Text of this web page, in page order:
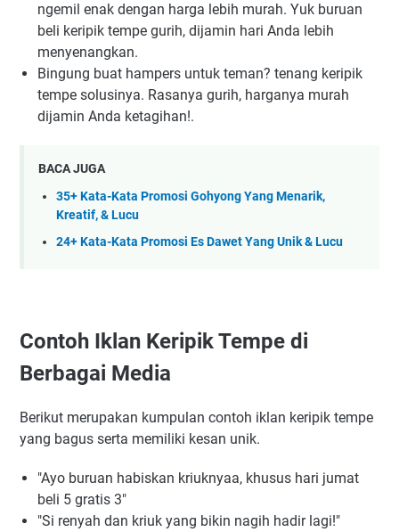
ngemil enak dengan harga lebih murah. Yuk buruan
beli keripik tempe gurih, dijamin hari Anda lebih
menyenangkan.
Bingung buat hampers untuk teman? tenang keripik
tempe solusinya. Rasanya gurih, harganya murah
dijamin Anda ketagihan!.
BACA JUGA
35+ Kata-Kata Promosi Gohyong Yang Menarik,
Kreatif, & Lucu
24+ Kata-Kata Promosi Es Dawet Yang Unik & Lucu
Contoh Iklan Keripik Tempe di
Berbagai Media
Berikut merupakan kumpulan contoh iklan keripik tempe
yang bagus serta memiliki kesan unik.
"Ayo buruan habiskan kriuknyaa, khusus hari jumat
beli 5 gratis 3"
"Si renyah dan kriuk yang bikin nagih hadir lagi!"